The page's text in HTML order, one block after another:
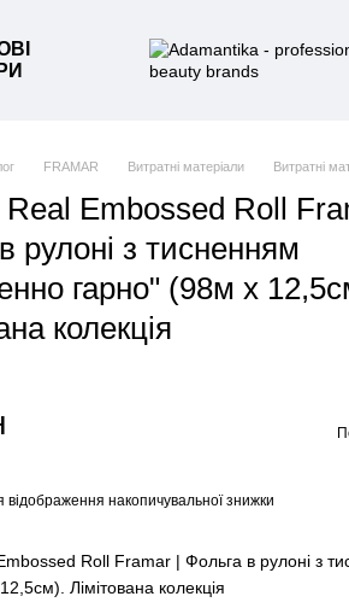
FRAMAR Витратні матеріали Витратні
Embossed Roll
рулоні з тисненням
гарно" (98м х
колекція
відображення накопичувальної знижки
Roll Framar | Фольга в рулоні з
Лімітована колекція